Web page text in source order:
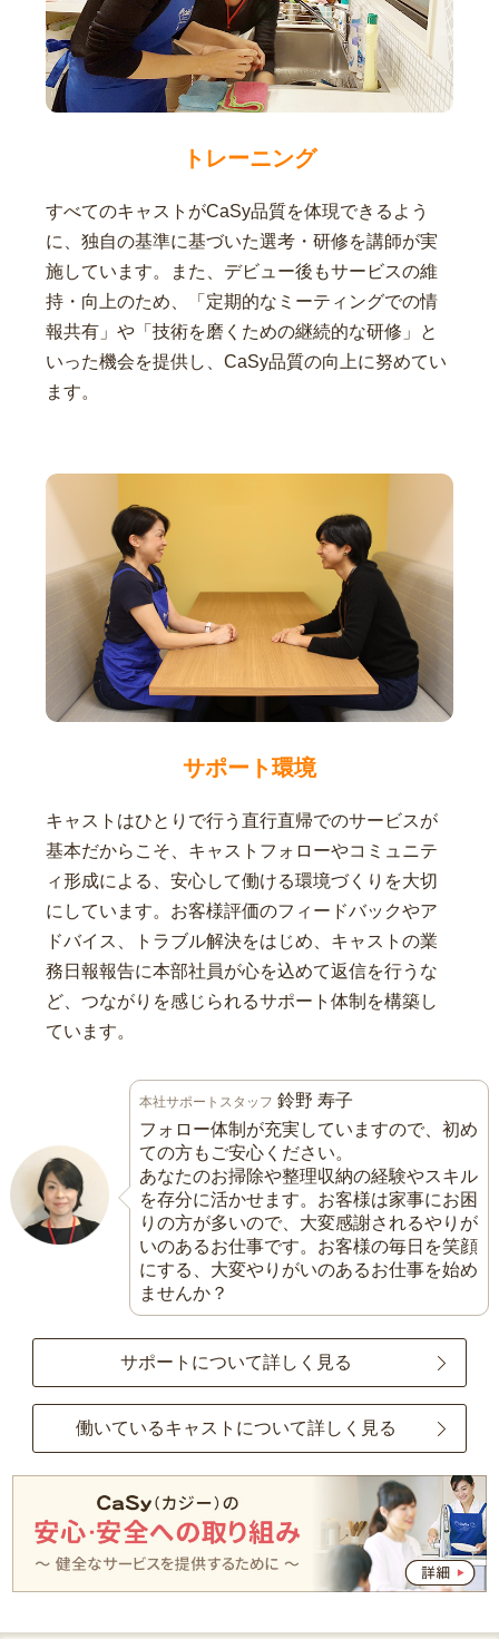
トレーニング
すべてのキャストがCaSy品質を体現できるよう
に、独自の基準に基づいた選考・研修を講師が実
施しています。また、デビュー後もサービスの維
持・向上のため、「定期的なミーティングでの情
報共有」や「技術を磨くための継続的な研修」と
いった機会を提供し、CaSy品質の向上に努めてい
ます。
サポート環境
キャストはひとりで行う直行直帰でのサービスが
基本だからこそ、キャストフォローやコミュニテ
ィ形成による、安心して働ける環境づくりを大切
にしています。お客様評価のフィードバックやア
ドバイス、トラブル解決をはじめ、キャストの業
務日報報告に本部社員が心を込めて返信を行うな
ど、つながりを感じられるサポート体制を構築し
ています。
本社サポートスタッフ 鈴野 寿子
フォロー体制が充実していますので、初め
ての方もご安心ください。
あなたのお掃除や整理収納の経験やスキル
を存分に活かせます。お客様は家事にお困
りの方が多いので、大変感謝されるやりが
いのあるお仕事です。お客様の毎日を笑顔
にする、大変やりがいのあるお仕事を始め
ませんか？
サポートについて詳しく見る
働いているキャストについて詳しく見る